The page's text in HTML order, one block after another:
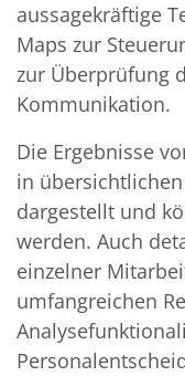
aussagekräftige
Maps zur
zur Überprüfung
Kommunikation.
Die Ergebnisse
in
dargestellt und
werden. Auch
einzelner
umfangreichen